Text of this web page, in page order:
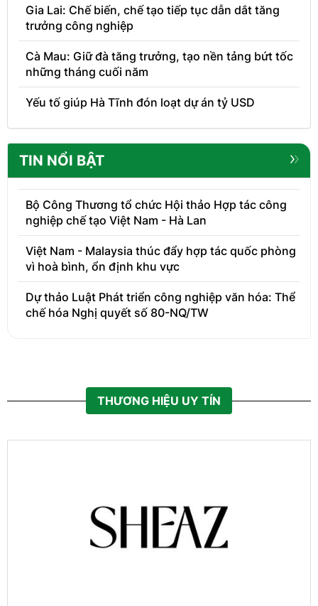
Gia Lai: Chế biến, chế tạo tiếp tục dẫn dắt tăng
trưởng công nghiệp
Cà Mau: Giữ đà tăng trưởng, tạo nền tảng bứt tốc
những tháng cuối năm
Yếu tố giúp Hà Tĩnh đón loạt dự án tỷ USD
TIN NỔI BẬT
Bộ Công Thương tổ chức Hội thảo Hợp tác công
nghiệp chế tạo Việt Nam - Hà Lan
Việt Nam - Malaysia thúc đẩy hợp tác quốc phòng
vì hoà bình, ổn định khu vực
Dự thảo Luật Phát triển công nghiệp văn hóa: Thể
chế hóa Nghị quyết số 80-NQ/TW
THƯƠNG HIỆU UY TÍN